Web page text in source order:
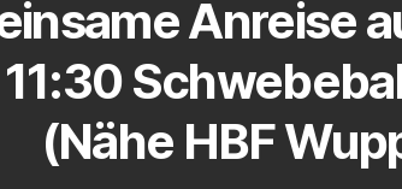
Anreise
(Nähe HBF